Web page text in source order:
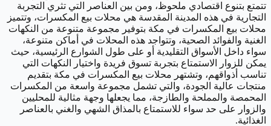
تتمتع بتنوع اقتصادي ملحوظ، ومن بين العناصر التي تثري التجربة
التجارية في هذه المدينة المقدسة هي محلات بيع المكسرات، وتتميز
محلات بيع المكسرات في مكة بتوفير مجموعة متنوعة من النكهات
الغنية والفوائد الصحية، وتتواجد هذه المحلات في أماكن متنوعة،
سواء داخل الأسواق التقليدية أو على طول الشوارع الرئيسية، حيث
يمكن للزوار الاستمتاع بتجربة تسوق فريدة واختيار النكهات التي
تناسب أذواقهم، وتشتهر محلات بيع المكسرات في مكة بتقديم
منتجات عالية الجودة، والتي تشمل مجموعة واسعة من المكسرات
المحمصة والمملحة والطازجة، مما يجعلها وجهة مثالية للمحليين
والزوار على حد سواء للاستمتاع بالمذاق الشهي والغني بالعناصر
الغذائية.